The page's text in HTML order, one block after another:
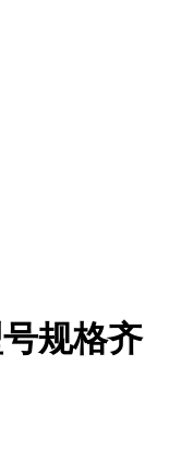
规格齐